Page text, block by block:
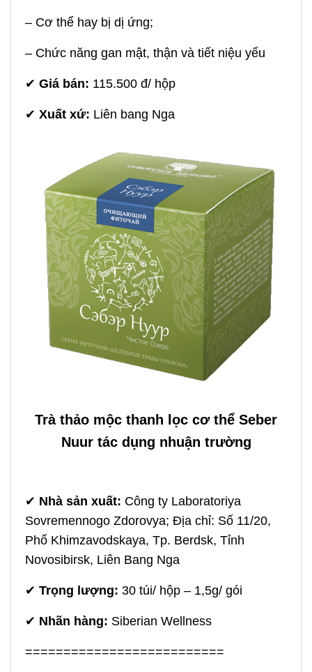
– Cơ thể hay bị dị ứng;
– Chức năng gan mật, thận và tiết niệu yếu
✔ Giá bán: 115.500 đ/ hộp
✔ Xuất xứ: Liên bang Nga
Trà thảo mộc thanh lọc cơ thể Seber
Nuur tác dụng nhuận trường
✔ Nhà sản xuất: Công ty Laboratoriya
Sovremennogo Zdorovya; Địa chỉ: Số 11/20,
Phố Khimzavodskaya, Tp. Berdsk, Tỉnh
Novosibirsk, Liên Bang Nga
✔ Trọng lượng: 30 túi/ hộp – 1,5g/ gói
✔ Nhãn hàng: Siberian Wellness
==========================